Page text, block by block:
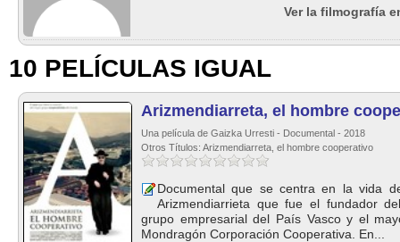
Ver la filmografía
10 PELÍCULAS IGUAL
Arizmendiarreta, el hombre
Una película de Gaizka Urresti - Documental - 2018
Otros Títulos: Arizmendiarreta, el hombre cooperativo
Documental que se centra en la vida
Arizmendiarrieta que fue el fundador
grupo empresarial del País Vasco y el
Mondragón Corporación Cooperativa. En...